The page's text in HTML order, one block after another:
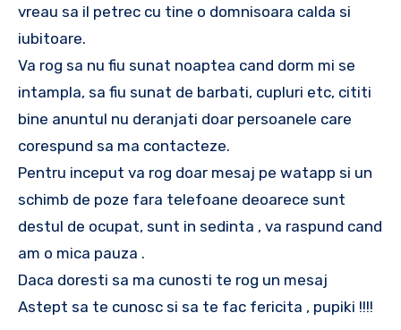
vreau sa il petrec cu tine o domnisoara calda si
iubitoare.
Va rog sa nu fiu sunat noaptea cand dorm mi se
intampla, sa fiu sunat de barbati, cupluri etc, cititi
bine anuntul nu deranjati doar persoanele care
corespund sa ma contacteze.
Pentru inceput va rog doar mesaj pe watapp si un
schimb de poze fara telefoane deoarece sunt
destul de ocupat, sunt in sedinta , va raspund cand
am o mica pauza .
Daca doresti sa ma cunosti te rog un mesaj
Astept sa te cunosc si sa te fac fericita , pupiki !!!!